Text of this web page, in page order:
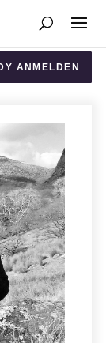
ANMELDEN